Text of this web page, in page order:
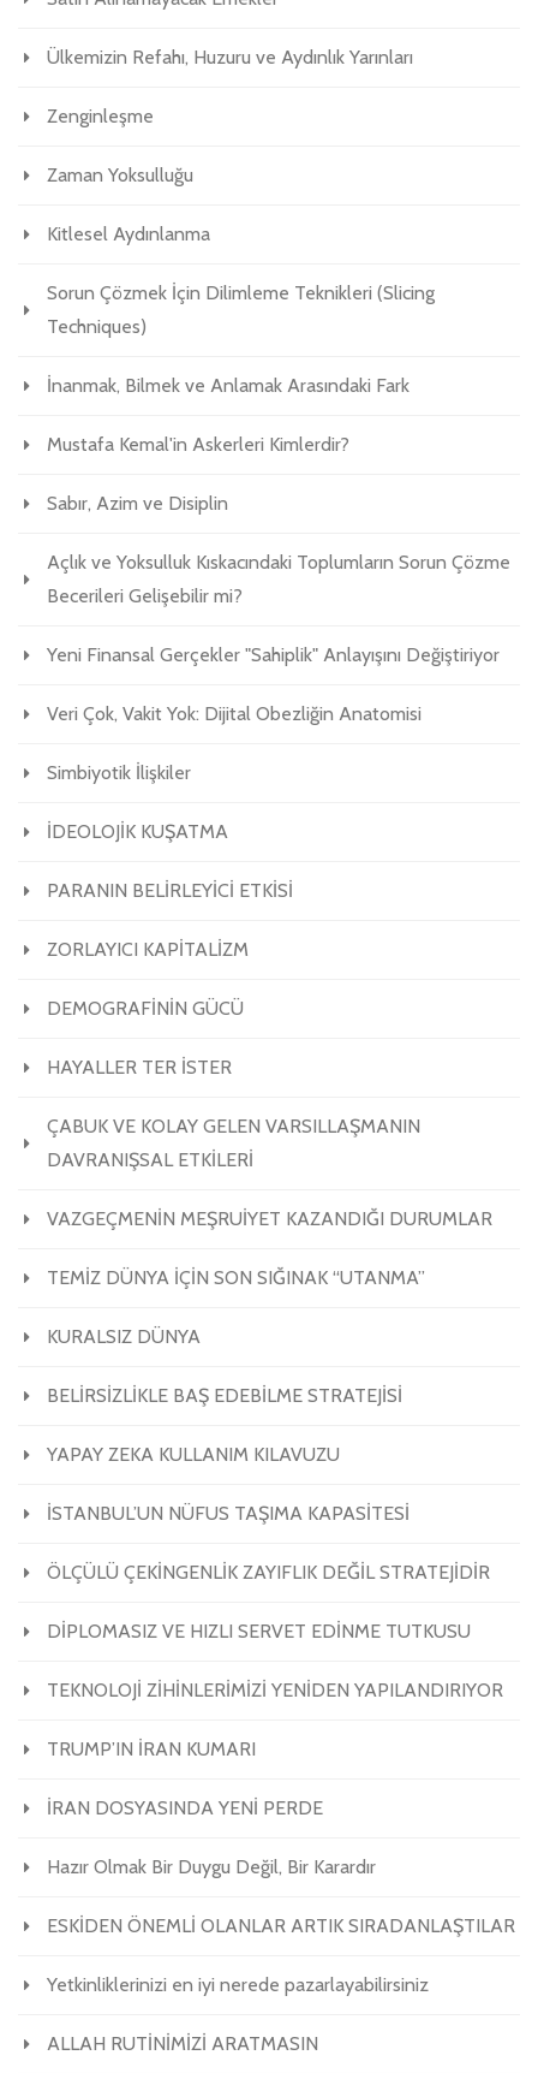
Ülkemizin Refahı, Huzuru ve Aydınlık Yarınları
Zenginleşme
Zaman Yoksulluğu
Kitlesel Aydınlanma
Sorun Çözmek İçin Dilimleme Teknikleri (Slicing
Techniques)
İnanmak, Bilmek ve Anlamak Arasındaki Fark
Mustafa Kemal'in Askerleri Kimlerdir?
Sabır, Azim ve Disiplin
Açlık ve Yoksulluk Kıskacındaki Toplumların Sorun Çözme
Becerileri Gelişebilir mi?
Yeni Finansal Gerçekler "Sahiplik" Anlayışını Değiştiriyor
Veri Çok, Vakit Yok: Dijital Obezliğin Anatomisi
Simbiyotik İlişkiler
İDEOLOJİK KUŞATMA
PARANIN BELİRLEYİCİ ETKİSİ
ZORLAYICI KAPİTALİZM
DEMOGRAFİNİN GÜCÜ
HAYALLER TER İSTER
ÇABUK VE KOLAY GELEN VARSILLAŞMANIN
DAVRANIŞSAL ETKİLERİ
VAZGEÇMENİN MEŞRUİYET KAZANDIĞI DURUMLAR
TEMİZ DÜNYA İÇİN SON SIĞINAK “UTANMA”
KURALSIZ DÜNYA
BELİRSİZLİKLE BAŞ EDEBİLME STRATEJİSİ
YAPAY ZEKA KULLANIM KILAVUZU
İSTANBUL’UN NÜFUS TAŞIMA KAPASİTESİ
ÖLÇÜLÜ ÇEKİNGENLİK ZAYIFLIK DEĞİL STRATEJİDİR
DİPLOMASIZ VE HIZLI SERVET EDİNME TUTKUSU
TEKNOLOJİ ZİHİNLERİMİZİ YENİDEN YAPILANDIRIYOR
TRUMP’IN İRAN KUMARI
İRAN DOSYASINDA YENİ PERDE
Hazır Olmak Bir Duygu Değil, Bir Karardır
ESKİDEN ÖNEMLİ OLANLAR ARTIK SIRADANLAŞTILAR
Yetkinliklerinizi en iyi nerede pazarlayabilirsiniz
ALLAH RUTİNİMİZİ ARATMASIN